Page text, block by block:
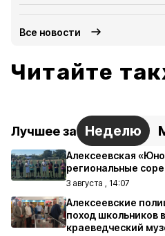
Все новости
Читайте
Лучшее за Неделю
Алексеевская
региональные
3 августа , 14:07
Алексеевские
поход школьников
краеведческий